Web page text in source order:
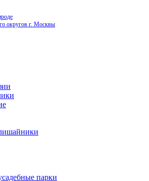
округов г. Москвы
парки